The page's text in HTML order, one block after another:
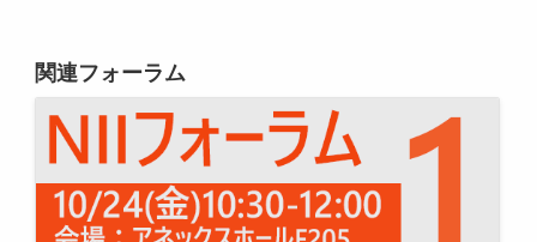
関連フォーラム